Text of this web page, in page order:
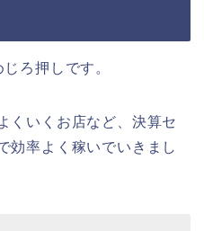
ろ押しです。
くいくお店など、決算セ
効率よく稼いでいきまし